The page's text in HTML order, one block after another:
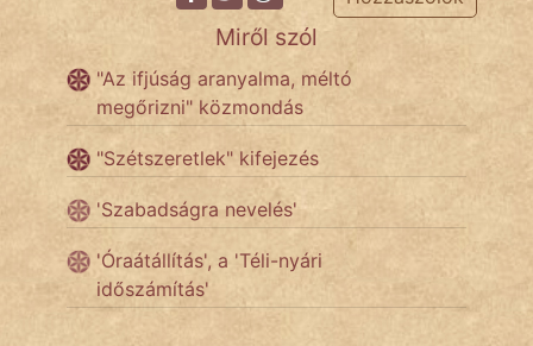
PSZICHO
ZENE
FILM
ÉLETMÓD
MAGYARSÁG
Miről szól
"Az ifjúság aranyalma, méltó
megőrizni" közmondás
"Szétszeretlek" kifejezés
'Szabadságra nevelés'
'Óraátállítás', a 'Téli-nyári
időszámítás'